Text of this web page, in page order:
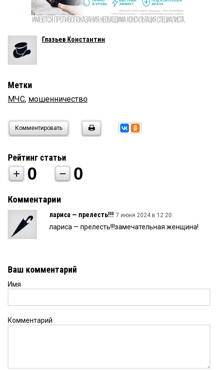
Глазьев Константин
Метки
МЧС, мошенничество
Комментировать
Рейтинг статьи
0 0
Комментарии
лариса — прелесть!!! 7 июня 2024 в 12:20:
лариса — прелесть!!!замечательная женщина!
Ваш комментарий
Имя
Комментарий